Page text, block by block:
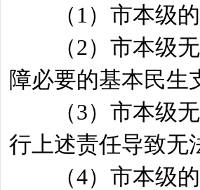
（1）市本级的
（2）市本级无
障必要的基本民生
（3）市本级无
行上述责任导致无
（4）市本级的